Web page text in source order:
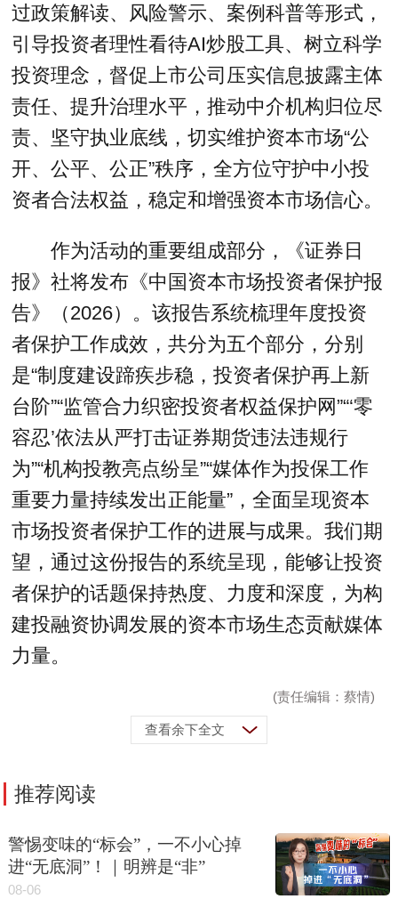
过政策解读、风险警示、案例科普等形式，
引导投资者理性看待AI炒股工具、树立科学
投资理念，督促上市公司压实信息披露主体
责任、提升治理水平，推动中介机构归位尽
责、坚守执业底线，切实维护资本市场“公
开、公平、公正”秩序，全方位守护中小投
资者合法权益，稳定和增强资本市场信心。
作为活动的重要组成部分，《证券日
报》社将发布《中国资本市场投资者保护报
告》（2026）。该报告系统梳理年度投资
者保护工作成效，共分为五个部分，分别
是“制度建设蹄疾步稳，投资者保护再上新
台阶”“监管合力织密投资者权益保护网”“‘零
容忍’依法从严打击证券期货违法违规行
为”“机构投教亮点纷呈”“媒体作为投保工作
重要力量持续发出正能量”，全面呈现资本
市场投资者保护工作的进展与成果。我们期
望，通过这份报告的系统呈现，能够让投资
者保护的话题保持热度、力度和深度，为构
建投融资协调发展的资本市场生态贡献媒体
力量。
(责任编辑：蔡情)
查看余下全文
推荐阅读
警惕变味的“标会”，一不小心掉
进“无底洞”！｜明辨是“非”
08-06